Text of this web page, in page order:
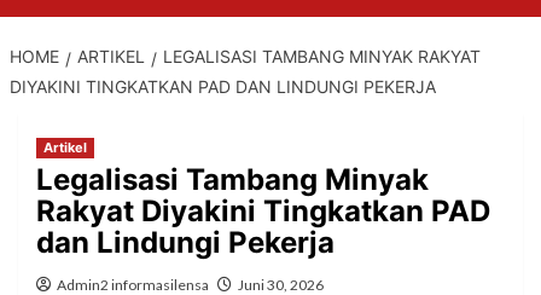
HOME ARTIKEL
LEGALISASI TAMBANG MINYAK RAKYAT
DIYAKINI TINGKATKAN PAD DAN LINDUNGI PEKERJA
Artikel
Legalisasi Tambang Minyak
Rakyat Diyakini Tingkatkan PAD
dan Lindungi Pekerja
Admin2 informasilensa Juni 30, 2026